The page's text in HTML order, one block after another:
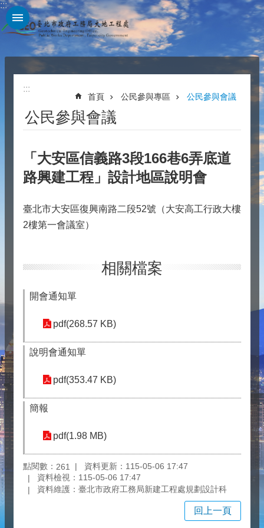
跳到主要內容區塊
:::
:::
首頁 公民參與專區 公民參與會議
公民參與會議
「大安區信義路3段166巷6弄底道
路興建工程」設計地區說明會
臺北市大安區復興南路二段52號（大安高工行政大樓
2樓第一會議室）
相關檔案
開會通知單
pdf(268.57 KB)
說明會通知單
pdf(353.47 KB)
簡報
pdf(1.98 MB)
點閱數： 261
資料更新：115-05-06 17:47
資料檢視：115-05-06 17:47
資料維護：臺北市政府工務局新建工程處規劃設計科
回上一頁